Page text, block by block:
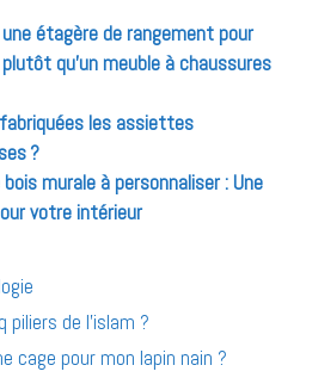
étagère de rangement pour
qu’un meuble à chaussures
les assiettes
?
murale à personnaliser : Une
votre intérieur
piliers de l’islam ?
cage pour mon lapin nain ?